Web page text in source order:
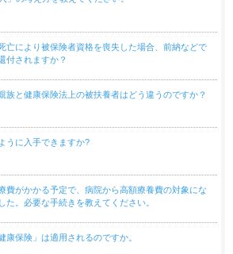
亡により被保険者資格を喪失した場合、前納などで
付されますか？
族と健康保険法上の被扶養者はどう違うのですか？
うに入手できますか?
費がかかる予定で、病院から高額療養費の対象にな
た。必要な手続きを教えてください。
康保険」は適用されるのですか。